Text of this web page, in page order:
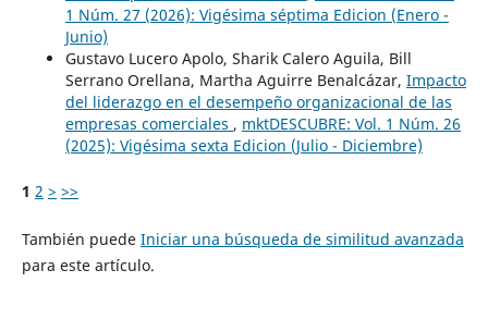
1 Núm. 27 (2026): Vigésima séptima Edicion (Enero -
Junio)
Gustavo Lucero Apolo, Sharik Calero Aguila, Bill
Serrano Orellana, Martha Aguirre Benalcázar, Impacto
del liderazgo en el desempeño organizacional de las
empresas comerciales , mktDESCUBRE: Vol. 1 Núm. 26
(2025): Vigésima sexta Edicion (Julio - Diciembre)
1 2 > >>
También puede Iniciar una búsqueda de similitud avanzada
para este artículo.